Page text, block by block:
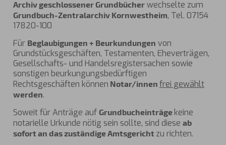
Archiv geschlossener Grundbücherwechselte zum
Grundbuch-Zentralarchiv Kornwestheim, Tel. 07154
17820-100
Für Beglaubigungen + Beurkundungen von
Grundstücksgeschäften, Testamenten, Eheverträgen,
Gesellschafts- und Handelsregistersachen sowie
sonstigen beurkungungsbedürftigen
Rechtsgeschäften können Notar/innen frei gewählt
werden.
Soweit für Anträge auf Grundbucheinträge keine
notarielle Urkunde nötig sein sollte, sind diese ab
sofort an das zuständige Amtsgericht zu richten.